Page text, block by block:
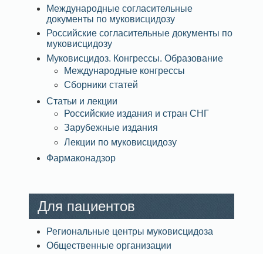
Международные согласительные
документы по муковисцидозу
Российские согласительные документы по
муковисцидозу
Муковисцидоз. Конгрессы. Образование
Международные конгрессы
Сборники статей
Статьи и лекции
Российские издания и стран СНГ
Зарубежные издания
Лекции по муковисцидозу
Фармаконадзор
Для пациентов
Региональные центры муковисцидоза
Общественные организации